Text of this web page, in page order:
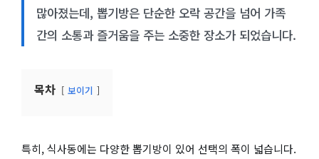
많아졌는데, 뽑기방은 단순한 오락 공간을 넘어 가족
간의 소통과 즐거움을 주는 소중한 장소가 되었습니다.
목차 보이기
특히, 식사동에는 다양한 뽑기방이 있어 선택의 폭이 넓습니다.